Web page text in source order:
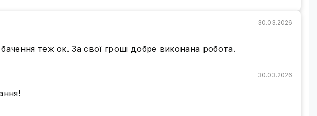
обладнання. Але ми наполегливо рекомендуємо для30.03.2026
теж ок. За свої гроші добре виконана робота.
30.03.2026